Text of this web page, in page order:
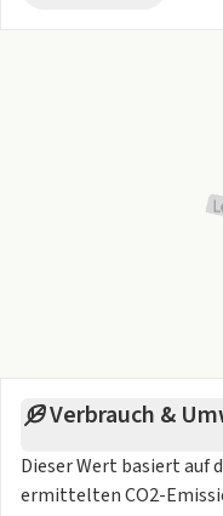
Getränkehalter 2, vorne
Armauflage vorne
Sonnenblende Fahrer,
Lenkrad,
Verbrauch &
Dieser Wert basiert auf
ermittelten CO2-